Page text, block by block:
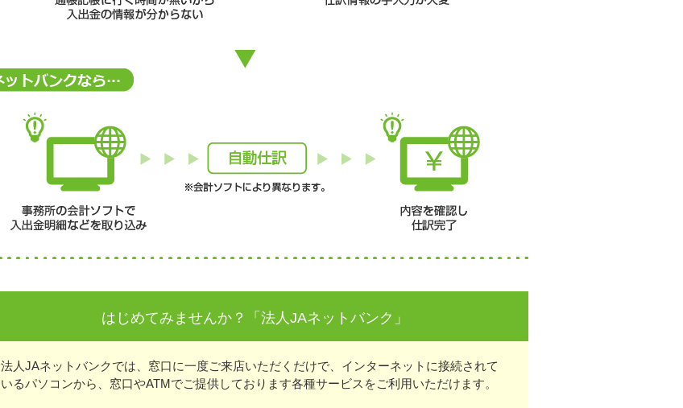
はじめてみませんか？「法人JAネットバンク」
法人JAネットバンクでは、窓口に一度ご来店いただくだけで、インターネットに接続されて
いるパソコンから、窓口やATMでご提供しております各種サービスをご利用いただけます。